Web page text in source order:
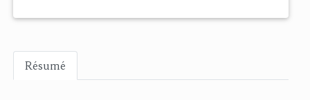
Résumé